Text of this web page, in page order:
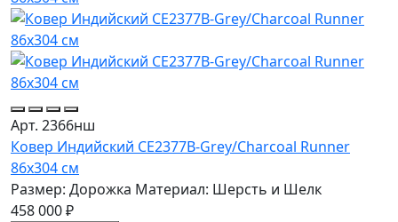
Арт. 2366нш
Ковер Индийский CE2377B-Grey/Charcoal Runner
86x304 см
Размер: Дорожка Материал: Шерсть и Шелк
458 000 ₽